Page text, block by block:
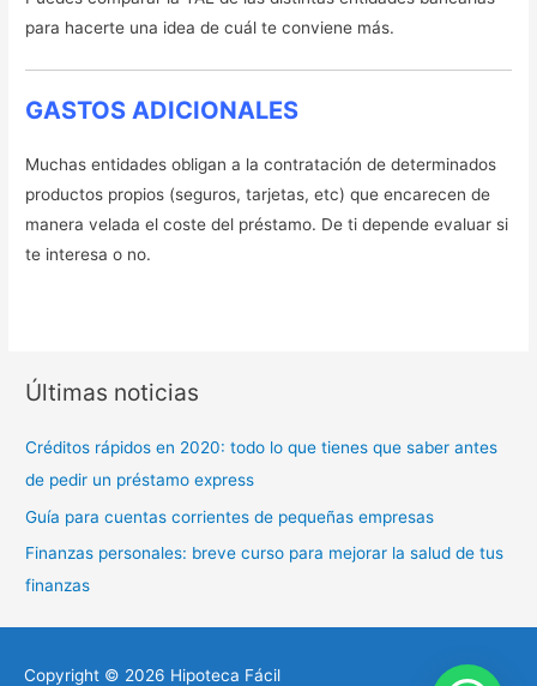
para hacerte una idea de cuál te conviene más.
GASTOS ADICIONALES
Muchas entidades obligan a la contratación de determinados
productos propios (seguros, tarjetas, etc) que encarecen de
manera velada el coste del préstamo. De ti depende evaluar si
te interesa o no.
Últimas noticias
Créditos rápidos en 2020: todo lo que tienes que saber antes
de pedir un préstamo express
Guía para cuentas corrientes de pequeñas empresas
Finanzas personales: breve curso para mejorar la salud de tus
finanzas
Copyright © 2026 Hipoteca Fácil